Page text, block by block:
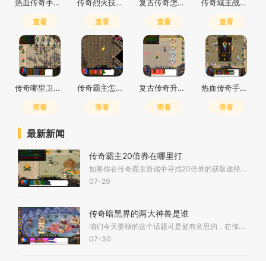
热血传奇手游道士技能点主点什么
查看
传奇烈火技能加点推荐
查看
复古传奇怎么打装备快一点
查看
传奇城主战袍怎么获得
查看
传奇哪里卫士最多
查看
传奇霸主怎么分解
查看
复古传奇升级最快的方法是什么
查看
热血传奇手游灭天火怎么获得
查看
最新新闻
传奇霸主20倍券在哪里打
如果你在传奇霸主游戏中寻找20倍券的获取途径，那主要是在一些特定的高级地图或副本中通过击败怪物来掉落获得，这些区域通常拥有更高的怪物强度和挑战性，让你有机会直接获取宝
07-29
传奇暗黑界的两大神兽是谁
咱们今天要聊的这个话题可是挺有意思的，在传奇游戏的那些暗黑系设定中，确实存在着两位特别厉害的角色，他们被大家称作暗黑界的两大神兽，其中一位是暗之双头血魔，另一位则
07-30